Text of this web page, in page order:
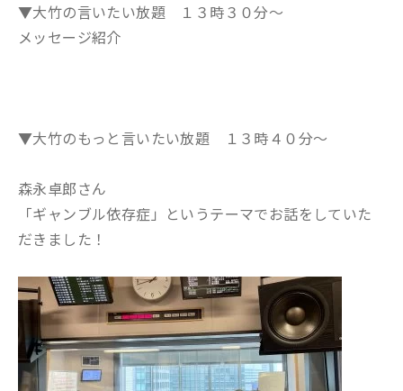
▼大竹の言いたい放題 １３時３０分～
メッセージ紹介
▼大竹のもっと言いたい放題 １３時４０分～
森永卓郎さん
「ギャンブル依存症」というテーマでお話をしていた
だきました！